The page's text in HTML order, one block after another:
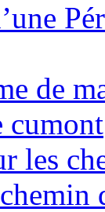
de
cumont
les